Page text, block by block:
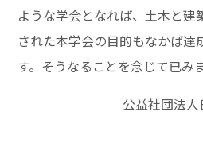
ような学会となれば、土木と
された本学会の目的もなかば達
す。そうなることを念じて已み
公益社団法